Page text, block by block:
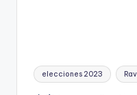
Etiquetas:
elecciones 2023